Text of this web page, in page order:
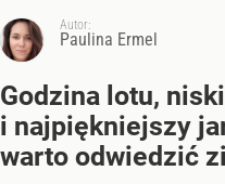
Autor:
Paulina Ermel
Godzina lotu,
i najpiękniejszy
warto odwiedzić